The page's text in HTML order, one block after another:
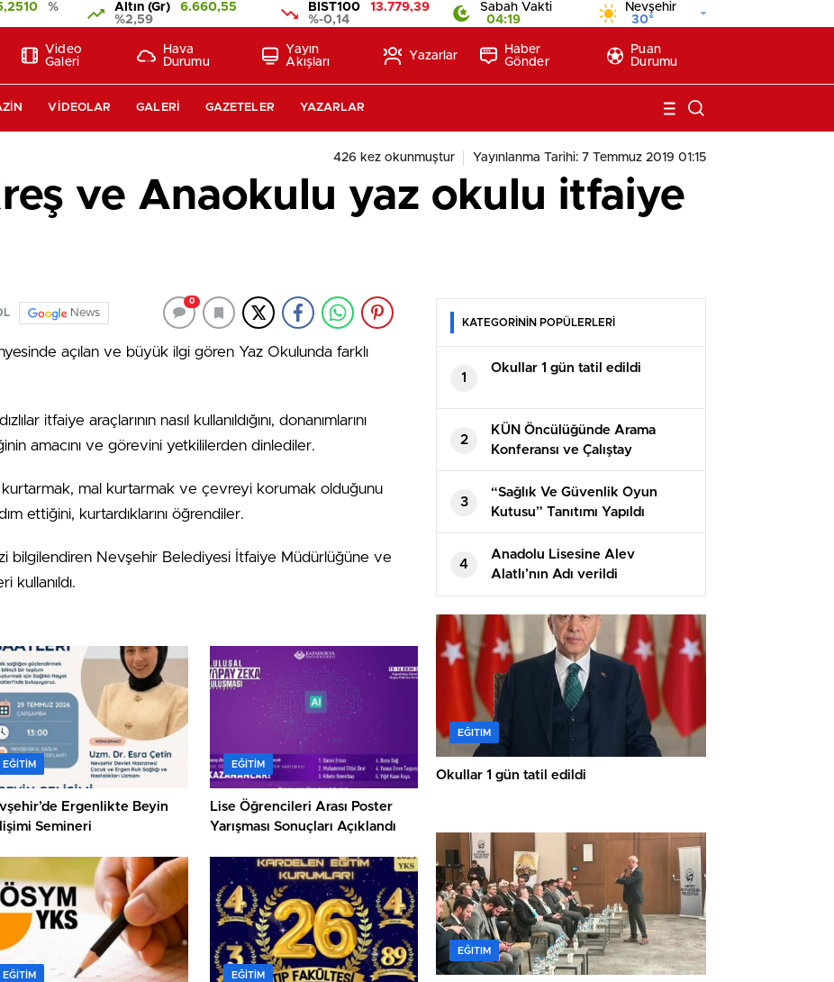
%
Altın (Gr)
6.660,55
%2,59
BIST100
13.779,39
%-0,14
Sabah Vakti
04:19
Nevşehir
30°
Video
Galeri
Hava
Durumu
Yayın
Akışları
Yazarlar
Haber
Gönder
Puan
Durumu
VIDEOLAR GALERI GAZETELER YAZARLAR
426 kez okunmuştur Yayınlanma Tarihi: 7 Temmuz 2019 01:15
ve Anaokulu yaz okulu itfaiye
News
0
açılan ve büyük ilgi gören Yaz Okulunda farklı
itfaiye araçlarının nasıl kullanıldığını, donanımlarını
amacını ve görevini yetkililerden dinlediler.
kurtarmak, mal kurtarmak ve çevreyi korumak olduğunu
ettiğini, kurtardıklarını öğrendiler.
bilgilendiren Nevşehir Belediyesi İtfaiye Müdürlüğüne ve
kullanıldı.
EĞITIM
Ergenlikte Beyin
Semineri
EĞITIM
Lise Öğrencileri Arası Poster
Yarışması Sonuçları Açıklandı
EĞITIM EĞITIM
KATEGORİNİN POPÜLERLERİ
1
Okullar 1 gün tatil edildi
2
KÜN Öncülüğünde Arama
Konferansı ve Çalıştay
Gerçekleştirildi
3
“Sağlık Ve Güvenlik Oyun
Kutusu” Tanıtımı Yapıldı
4
Anadolu Lisesine Alev
Alatlı’nın Adı verildi
EĞITIM
Okullar 1 gün tatil edildi
EĞITIM